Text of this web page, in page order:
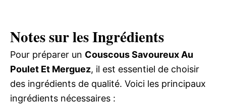
Notes sur les Ingrédients
Pour préparer un Couscous Savoureux Au
Poulet Et Merguez, il est essentiel de choisir
des ingrédients de qualité. Voici les principaux
ingrédients nécessaires :